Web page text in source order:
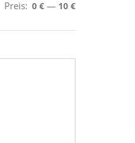
Preis: 0 € — 10 €